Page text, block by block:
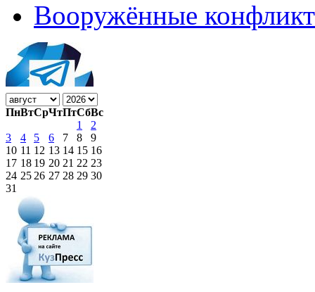
Вооружённые
ПнВтСрЧтПтСбВс
1
2
3
4 5 6 7 8
9
10 11 12 13 14 15 16
17 18 19 20 21 22 23
24 25 26 27 28 29 30
31